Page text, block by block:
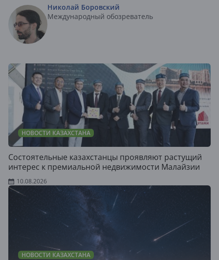
Николай Боровский
Международный обозреватель
НОВОСТИ КАЗАХСТАНА
Состоятельные казахстанцы проявляют растущий
интерес к премиальной недвижимости Малайзии
10.08.2026
НОВОСТИ КАЗАХСТАНА